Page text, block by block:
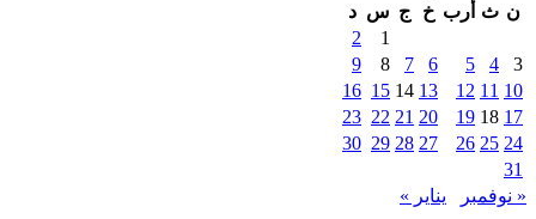
ن ث أرب خ ج س د
1
2
3
4
5
6
7
8
9
10
11
12
13
14
15
16
17
18
19
20
21
22
23
24
25
26
27
28
29
30
31
« نوفمبر
يناير »